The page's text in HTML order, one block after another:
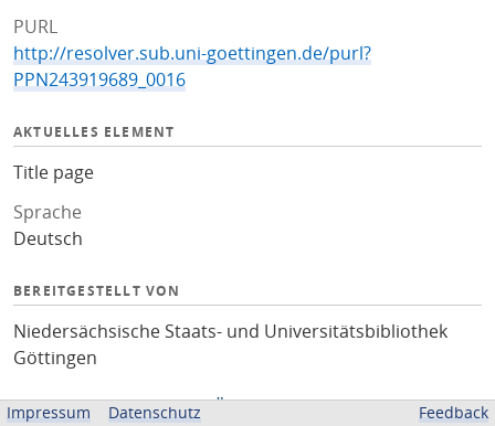
PURL
http://resolver.sub.uni-goettingen.de/purl?
PPN243919689_0016
AKTUELLES ELEMENT
Title page
Sprache
Deutsch
BEREITGESTELLT VON
Niedersächsische Staats- und Universitätsbibliothek
Göttingen
Impressum Datenschutz Feedback